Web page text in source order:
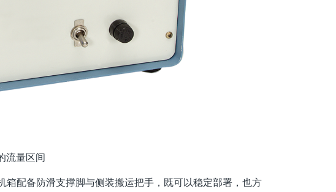
流量区间
配备防滑支撑脚与侧装搬运把手，既可以稳定部署，也方